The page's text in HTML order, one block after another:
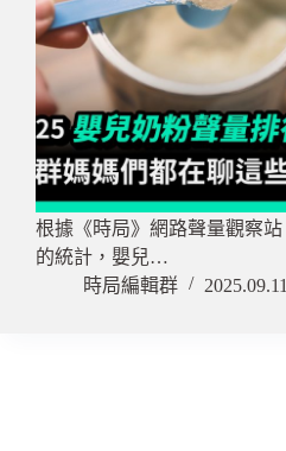
根據《時局》網路聲量觀察站
的統計，嬰兒…
時局編輯群
2025.09.11